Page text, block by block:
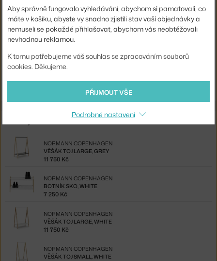
LAMPA UNFOLD, DARK GREY
4 596 Kč
NORMANN COPENHAGEN
625 Kč
STOLEK BLOCK TABLE, DARK GREY
NORMANN COPENHAGEN
Ze stejné kolekce
VĚŠÁK TOJ LARGE, GREY
NORMANN COPENHAGEN
11 750 Kč
BOTNÍK SKO, WHITE
NORMANN COPENHAGEN
7 250 Kč
VĚŠÁK TOJ LARGE, WHITE
NORMANN COPENHAGEN
11 750 Kč
VĚŠÁK TOJ SMALL, WHITE
NORMANN COPENHAGEN
Aby správně fungovalo vyhledávání, abychom si pamatovali, co
máte v košíku, abyste vy snadno zjistili stav vaší objednávky a
nemuseli se pokaždé přihlašovat, abychom vás neobtěžovali
nevhodnou reklamou.
K tomu potřebujeme váš souhlas se zpracováním souborů
cookies. Děkujeme.
PŘIJMOUT VŠE
Podrobné nastavení